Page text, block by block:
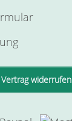
Vertrag widerrufen